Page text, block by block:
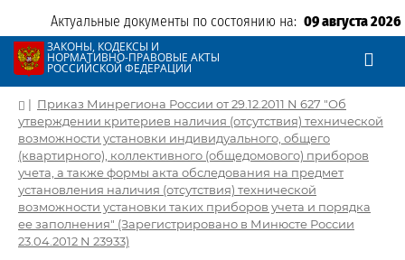
Актуальные документы по состоянию на: 09 августа 2026
ЗАКОНЫ, КОДЕКСЫ И
НОРМАТИВНО-ПРАВОВЫЕ АКТЫ
РОССИЙСКОЙ ФЕДЕРАЦИИ
| Приказ Минрегиона России от 29.12.2011 N 627 "Об
утверждении критериев наличия (отсутствия) технической
возможности установки индивидуального, общего
(квартирного), коллективного (общедомового) приборов
учета, а также формы акта обследования на предмет
установления наличия (отсутствия) технической
возможности установки таких приборов учета и порядка
ее заполнения" (Зарегистрировано в Минюсте России
23.04.2012 N 23933)